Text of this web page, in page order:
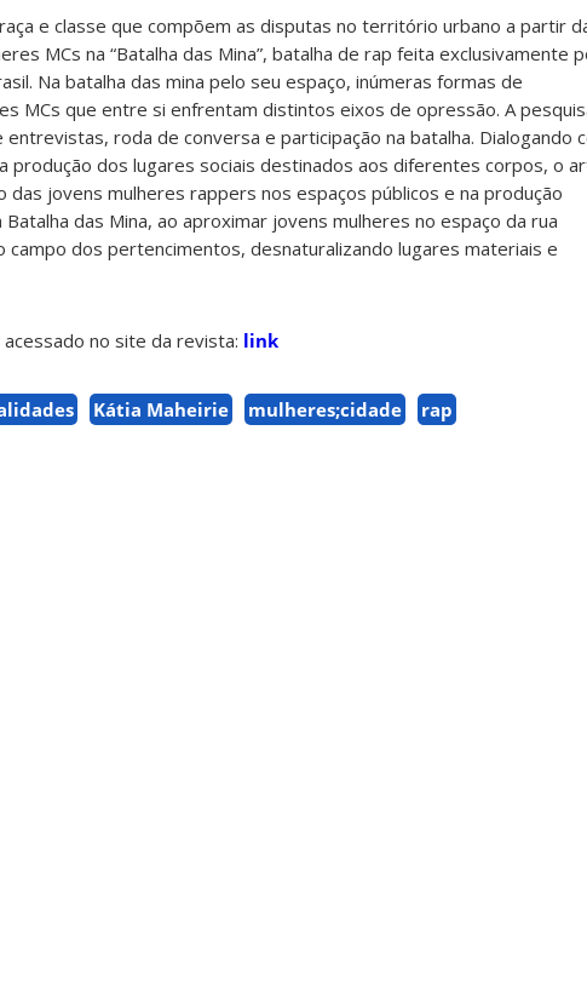
e classe que compõem as disputas no território urbano a partir
MCs na “Batalha das Mina”, batalha de rap feita exclusivamente
Na batalha das mina pelo seu espaço, inúmeras formas de
MCs que entre si enfrentam distintos eixos de opressão. A
roda de conversa e participação na batalha. Dialogando
dos lugares sociais destinados aos diferentes corpos, o
jovens mulheres rappers nos espaços públicos e na produção
das Mina, ao aproximar jovens mulheres no espaço da rua
dos pertencimentos, desnaturalizando lugares materiais e
no site da revista: link
Kátia Maheirie mulheres;cidade rap